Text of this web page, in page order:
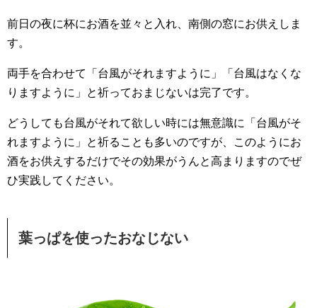
前日の夜に杯にお酒を並々と入れ、南側の窓にお供えしま
す。
両手を合わせて「台風がそれますように」「台風はなくな
りますように」と祈っておまじないは完了です。
どうしても台風がそれて欲しい時には無意識に「台風がそ
れますように」と祈ることも多いのですが、このようにお
酒をお供えするだけでその効果がうんと高まりますのでぜ
ひ実践してください。
葉っぱを使ったおなじない